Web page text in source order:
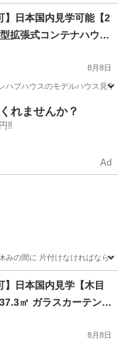
】日本国内見学可能【2
拡張式コンテナハウス
高品質プレハブユニ
密仕様｜住宅・簡易住
・事務所・店舗・休憩
応｜キャンプ場・グラ
最適｜拡張構造によ
確認対応｜メーカー
ス
8月8日
ハブハウスのモデルハウス見
れませんか？
‼️
Ad
みの間に 片付けなければなら
】日本国内見学【木目
㎡ ガラスカーテンウ
住宅 高断熱・移動可能
仕様 モダンデザイン8月8日